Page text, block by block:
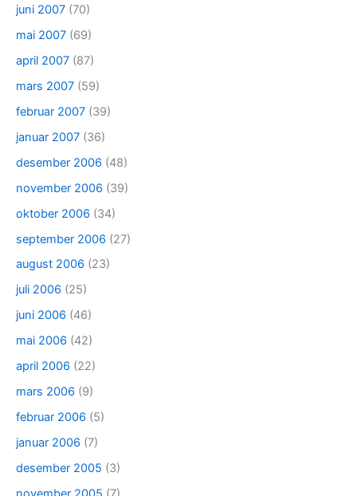
juni 2007 (70)
mai 2007 (69)
april 2007 (87)
mars 2007 (59)
februar 2007 (39)
januar 2007 (36)
desember 2006 (48)
november 2006 (39)
oktober 2006 (34)
september 2006 (27)
august 2006 (23)
juli 2006 (25)
juni 2006 (46)
mai 2006 (42)
april 2006 (22)
mars 2006 (9)
februar 2006 (5)
januar 2006 (7)
desember 2005 (3)